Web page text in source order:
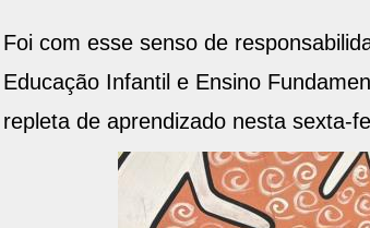
Foi com esse senso de
Educação Infantil e Ensino
repleta de aprendizado nesta sexta-